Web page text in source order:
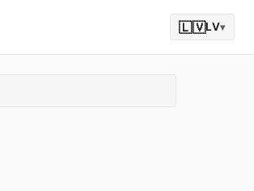
🇱🇻LV▾